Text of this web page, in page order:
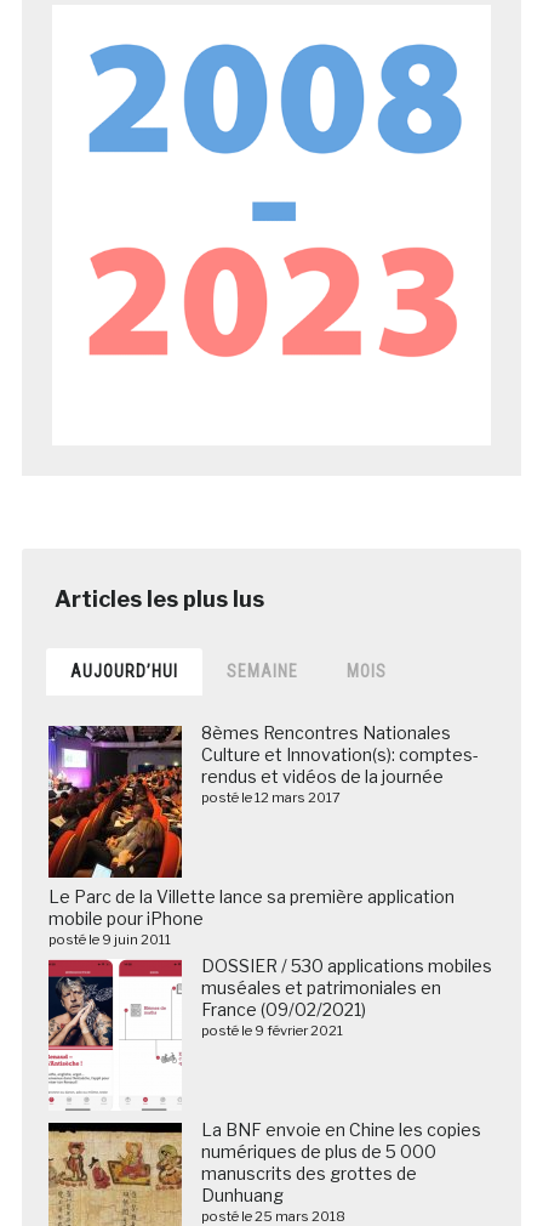
AUJOURD’HUI SEMAINE MOIS
8èmes Rencontres Nationales
Culture et Innovation(s): comptes-
rendus et vidéos de la journée
posté le 12 mars 2017
Le Parc de la Villette lance sa première application
mobile pour iPhone
posté le 9 juin 2011
DOSSIER / 530 applications mobiles
muséales et patrimoniales en
France (09/02/2021)
posté le 9 février 2021
La BNF envoie en Chine les copies
numériques de plus de 5 000
manuscrits des grottes de
Dunhuang
posté le 25 mars 2018